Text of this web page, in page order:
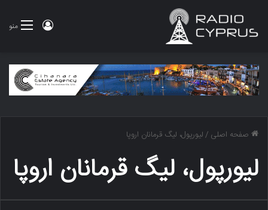
منو ورود
صفحه اصلی /لیورپول، لیگ قرمانان اروپا
لیورپول، لیگ قرمانان اروپا